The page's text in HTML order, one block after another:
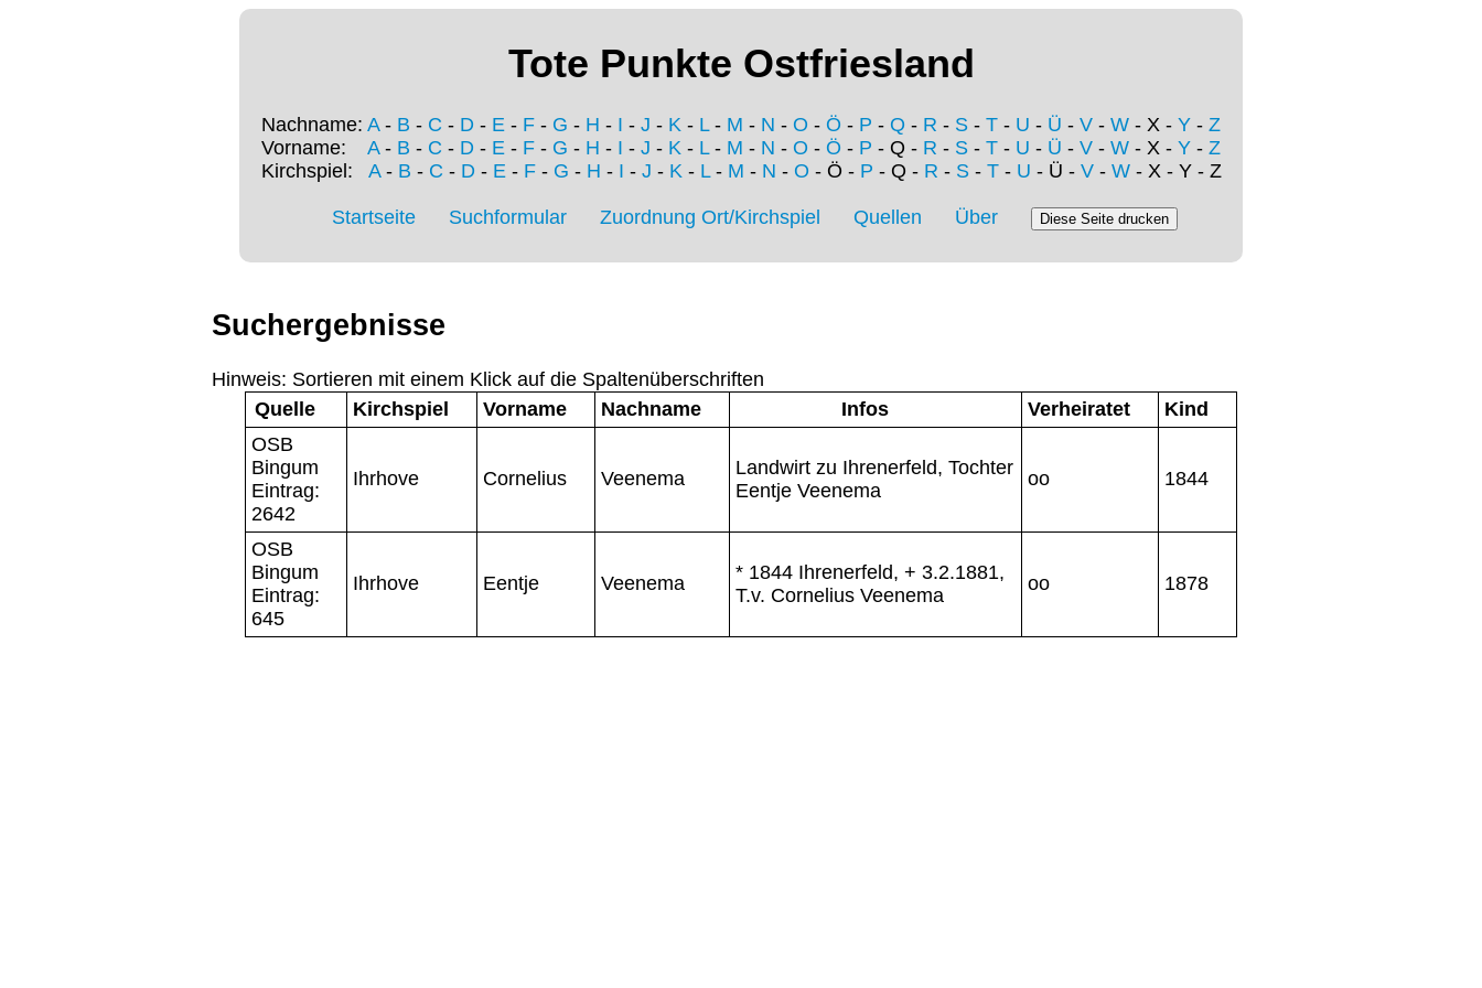
Tote Punkte Ostfriesland
Nachname: A- B - C - D - E - F - G - H - I - J - K - L- M - N - O - Ö - P - Q - R - S - T - U - Ü - V - W - X - Y - Z
Vorname: A- B - C - D - E - F - G - H - I - J - K - L- M - N - O - Ö - P - Q - R - S - T - U - Ü - V - W - X - Y - Z
Kirchspiel: A- B - C - D- E- F- G - H - I - J - K- L- M - N - O - Ö - P - Q - R - S- T- U - Ü - V- W- X - Y - Z
Startseite Suchformular Zuordnung Ort/Kirchspiel Quellen Über
Suchergebnisse
Hinweis: Sortieren mit einem Klick auf die Spaltenüberschriften
Quelle
Kirchspiel Vorname Nachname Infos Verheiratet
Kind
OSB
Bingum
Eintrag:
2642
Ihrhove Cornelius Veenema
Landwirt zu Ihrenerfeld, Tochter
Eentje Veenema
oo 1844
OSB
Bingum
Eintrag:
645
Ihrhove Eentje Veenema
* 1844 Ihrenerfeld, + 3.2.1881,
T.v. Cornelius Veenema
oo 1878